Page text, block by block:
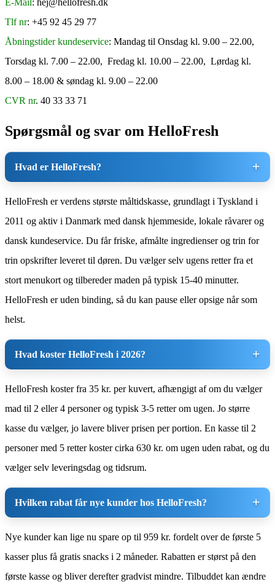
Tlf nr: +45 92 45 29 77
Åbningstider kundeservice: Mandag til Onsdag kl. 9.00 – 22.00,
Torsdag kl. 7.00 – 22.00, Fredag kl. 10.00 – 22.00, Lørdag kl.
8.00 – 18.00 & søndag kl. 9.00 – 22.00
CVR nr. 40 33 33 71
Spørgsmål og svar om HelloFresh
Hvad er HelloFresh?
HelloFresh er verdens største måltidskasse, grundlagt i Tyskland i
2011 og aktiv i Danmark med dansk hjemmeside, lokale råvarer og
dansk kundeservice. Du får friske, afmålte ingredienser og trin for
trin opskrifter leveret til døren. Du vælger selv ugens retter fra et
stort menukort og tilbereder maden på typisk 15-40 minutter.
HelloFresh er uden binding, så du kan pause eller opsige når som
helst.
Hvad koster HelloFresh i 2026?
HelloFresh koster fra 35 kr. per kuvert, afhængigt af om du vælger
mad til 2 eller 4 personer og typisk 3-5 retter om ugen. Jo større
kasse du vælger, jo lavere bliver prisen per portion. En kasse til 2
personer med 5 retter koster cirka 630 kr. om ugen uden rabat, og du
vælger selv leveringsdag og tidsrum.
Hvilken rabat får nye kunder hos HelloFresh?
Nye kunder kan lige nu spare op til 959 kr. fordelt over de første 5
kasser plus få gratis snacks i 2 måneder. Rabatten er størst på den
første kasse og bliver derefter gradvist mindre. Tilbuddet kan ændre